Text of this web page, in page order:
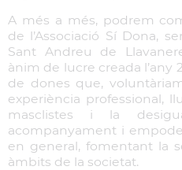
A més a més, podrem
de l’Associació Sí Dona,
Sant Andreu de
ànim de lucre creada l’any
de dones que,
experiència professional,
masclistes i la
acompanyament i
en general, fomentant la
àmbits de la societat.